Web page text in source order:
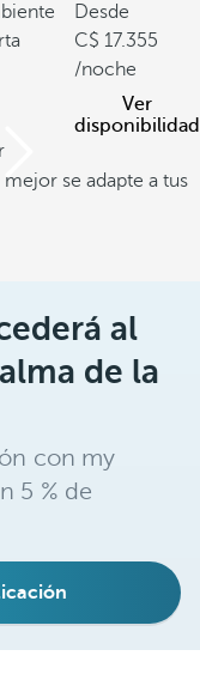
Desde
17.355
/noche
Ver
disponibilidad
se adapte a tus
al
de la
con my
5 % de